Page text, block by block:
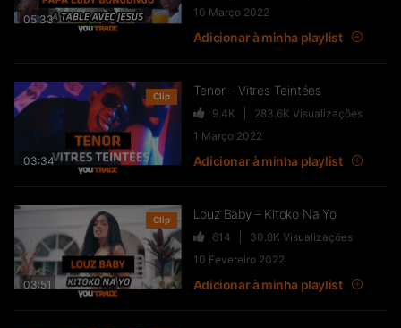
05:33
10 Março 2022
Adicionar à minha playlist
03:34
Clip Tenor – Vitres Teintées
9.4K 283.6K Visualizações
1 Março 2022
Adicionar à minha playlist
03:51
Clip Louz Baby – Kitoko Na Yo
614 30.8K Visualizações
10 Fevereiro 2022
Adicionar à minha playlist